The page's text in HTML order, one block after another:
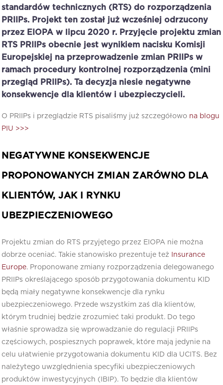
standardów technicznych (RTS) do rozporządzenia
PRIIPs. Projekt ten został już wcześniej odrzucony
przez EIOPA w lipcu 2020 r. Przyjęcie projektu zmian
RTS PRIIPs obecnie jest wynikiem nacisku Komisji
Europejskiej na przeprowadzenie zmian PRIIPs w
ramach procedury kontrolnej rozporządzenia (mini
przegląd PRIIPs). Ta decyzja niesie negatywne
konsekwencje dla klientów i ubezpieczycieli.
O PRIIPs i przeglądzie RTS pisaliśmy już szczegółowo na blogu
PIU >>>
NEGATYWNE KONSEKWENCJE
PROPONOWANYCH ZMIAN ZARÓWNO DLA
KLIENTÓW, JAK I RYNKU
UBEZPIECZENIOWEGO
Projektu zmian do RTS przyjętego przez EIOPA nie można
dobrze oceniać. Takie stanowisko prezentuje też
Insurance
Europe. Proponowane zmiany rozporządzenia delegowanego
PRIIPs określającego sposób przygotowania dokumentu KID
będą miały negatywne konsekwencje dla rynku
ubezpieczeniowego. Przede wszystkim zaś dla klientów,
którym trudniej będzie zrozumieć taki produkt. Do tego
właśnie sprowadza się wprowadzanie do regulacji PRIIPs
częściowych, pospiesznych poprawek, które mają jedynie na
celu ułatwienie przygotowania dokumentu KID dla UCITS. Bez
należytego uwzględnienia specyfiki ubezpieczeniowych
produktów inwestycyjnych (IBIP). To będzie dla klientów